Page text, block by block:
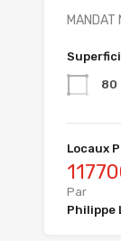
MANDAT
80
Locaux
Par
Philippe